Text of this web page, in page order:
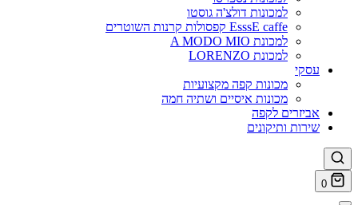
למכונות דולצ'ה גוסטו
EsssE caffe קפסולות קרנות השוטרים
למכונת A MODO MIO
למכונת LORENZO
עסקי
מכונות קפה מקצועיות
מכונות איסיים ושתיה חמה
אביזרים לקפה
שירות ותיקונים
0